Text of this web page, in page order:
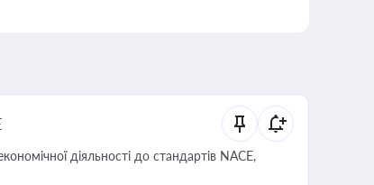
діяльності до стандартів NACE,